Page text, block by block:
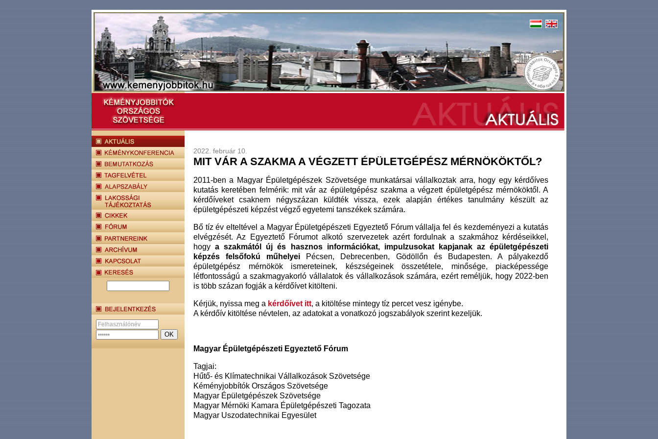
2022. február 10.
MIT VÁR A SZAKMA A VÉGZETT ÉPÜLETGÉPÉSZ MÉRNÖKÖKTŐL?
2011-ben a Magyar Épületgépészek Szövetsége munkatársai vállalkoztak arra, hogy egy kérdőíves
kutatás keretében felmérik: mit vár az épületgépész szakma a végzett épületgépész mérnököktől. A
kérdőíveket csaknem négyszázan küldték vissza, ezek alapján értékes tanulmány készült az
épületgépészeti képzést végző egyetemi tanszékek számára.
Bő tíz év elteltével a Magyar Épületgépészeti Egyeztető Fórum vállalja fel és kezdeményezi a kutatás
elvégzését. Az Egyeztető Fórumot alkotó szervezetek azért fordulnak a szakmához kérdéseikkel,
hogya szakmától új és hasznos információkat, impulzusokat kapjanak az épületgépészeti
képzés felsőfokú műhelyei Pécsen, Debrecenben, Gödöllőn és Budapesten. A pályakezdő
épületgépész mérnökök ismereteinek, készségeinek összetétele, minősége, piacképessége
létfontosságú a szakmagyakorló vállalatok és vállalkozások számára, ezért reméljük, hogy 2022-ben
is több százan fogják a kérdőívet kitölteni.
Kérjük, nyissa meg a kérdőívet itt, a kitöltése mintegy tíz percet vesz igénybe.
A kérdőív kitöltése névtelen, az adatokat a vonatkozó jogszabályok szerint kezeljük.
Magyar Épületgépészeti Egyeztető Fórum
Tagjai:
Hűtő- és Klímatechnikai Vállalkozások Szövetsége
Kéményjobbítók Országos Szövetsége
Magyar Épületgépészek Szövetsége
Magyar Mérnöki Kamara Épületgépészeti Tagozata
Magyar Uszodatechnikai Egyesület